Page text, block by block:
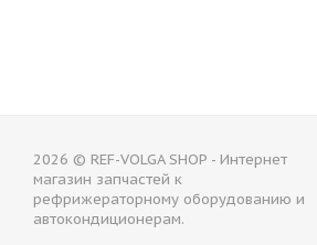
2026 © REF-VOLGA SHOP - Интернет
магазин запчастей к
рефрижераторному оборудованию и
автокондиционерам.